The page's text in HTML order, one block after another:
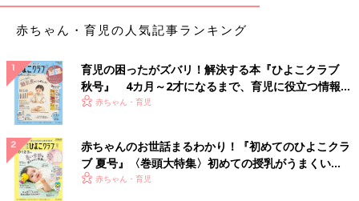
赤ちゃん・育児の人気記事ランキング
育児の困ったがズバリ！解決する本『ひよこクラブ
秋号』 4カ月～2才になるまで、育児に役立つ情報が
いっぱい！
赤ちゃん・育児
赤ちゃんのお世話まるわかり！『初めてのひよこクラ
ブ 夏号』〈巻頭大特集〉初めての授乳がうまくい
く！ おっぱい・ミルクの基本と夏のトラブル 解決テ
赤ちゃん・育児